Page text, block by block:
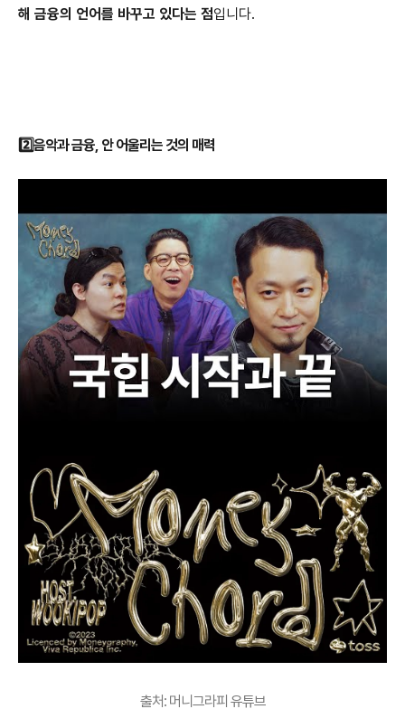
해 금융의 언어를 바꾸고 있다는 점입니다.
2️⃣음악과 금융, 안 어울리는 것의 매력
출처: 머니그라피 유튜브